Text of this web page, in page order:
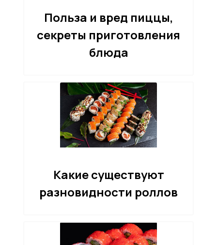
Польза и вред пиццы,
секреты приготовления
блюда
Какие существуют
разновидности роллов